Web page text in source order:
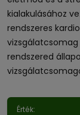
kialakulásához
rendszeres
rendszered
Érték: